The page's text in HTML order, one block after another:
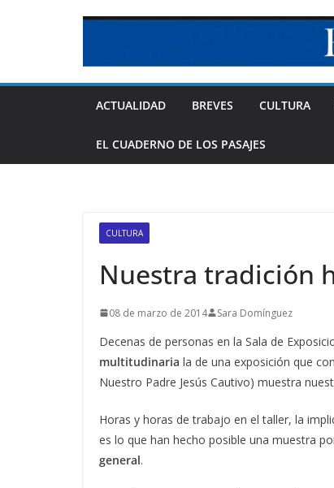
ACTUALIDAD BREVES CULTURA
EL CUADERNO DE LOS PASAJES
CULTURA
Nuestra tradición
08 de marzo de 2014 Sara Domínguez
Decenas de personas en la Sala de
multitudinaria la de una exposición que
Nuestro Padre Jesús Cautivo) muestra
Horas y horas de trabajo en el taller, la
es lo que han hecho posible una muestra
general.